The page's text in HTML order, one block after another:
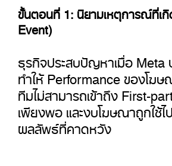
ขั้นตอนที่ 1: นิยามเหตุการณ์ที่เ
Event)
ธุรกิจประสบปัญหาเมื่อ
ทำให้ Performance ของโฆ
ทีมไม่สามารถเข้าถึง First-
เพียงพอ และงบโฆษณาถูกใช้ไ
ผลลัพธ์ที่คาดหวัง